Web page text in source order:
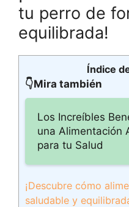
tu perro de
equilibrada!
Índice
👇Mira también
Los Increíbles
una Alimentación
para tu Salud
¡Descubre cómo
saludable y